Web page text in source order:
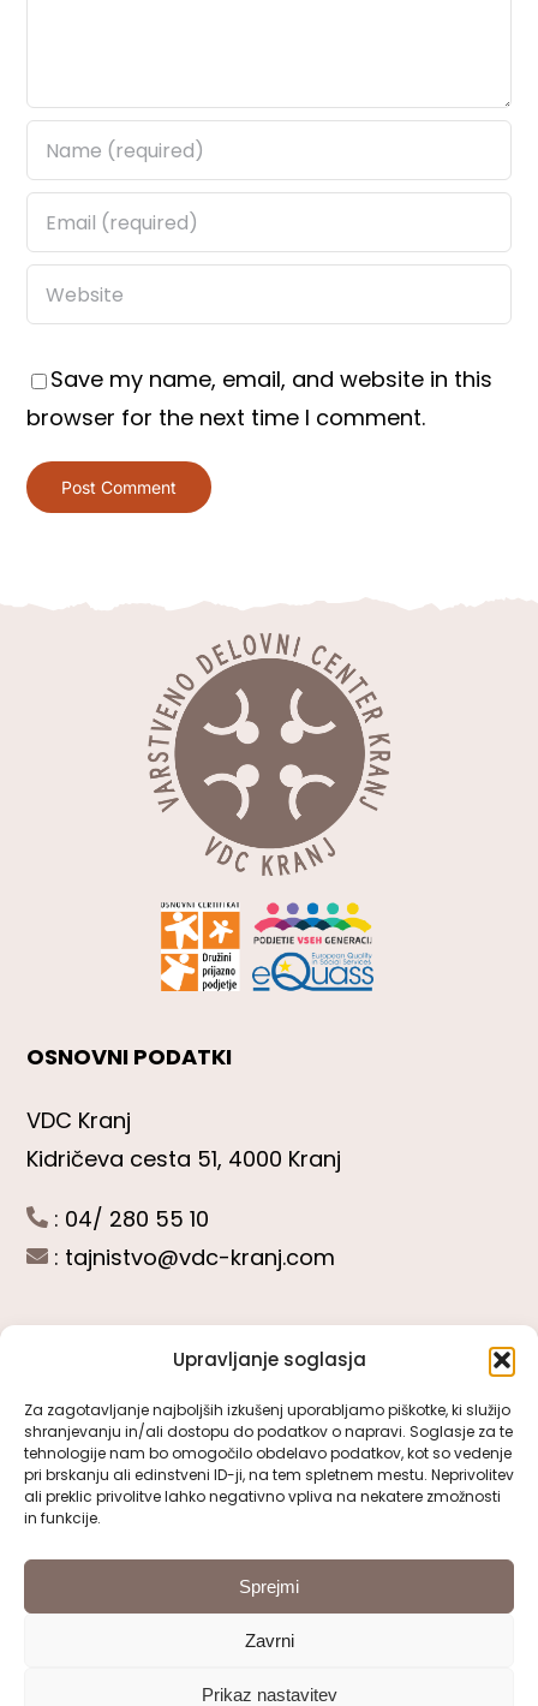
Upravljanje soglasja
Za zagotavljanje najboljših izkušenj uporabljamo piškotke, ki služijo
shranjevanju in/ali dostopu do podatkov o napravi. Soglasje za te
tehnologije nam bo omogočilo obdelavo podatkov, kot so vedenje
pri brskanju ali edinstveni ID-ji, na tem spletnem mestu. Neprivolitev
ali preklic privolitve lahko negativno vpliva na nekatere zmožnosti
in funkcije.
Sprejmi
Zavrni
Prikaz nastavitev
Save my name, email, and website in this
browser for the next time I comment.
OSNOVNI PODATKI
VDC Kranj
Kidričeva cesta 51, 4000 Kranj
: 04/ 280 55 10
: tajnistvo@vdc-kranj.com
Toggle
Navigation
Predstavitev VDC Kranj
Pomembni obrazci
SLEDITE NAM